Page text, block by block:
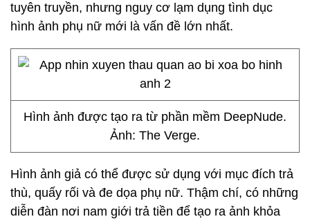
tuyên truyền, nhưng nguy cơ lạm dụng tình dục
hình ảnh phụ nữ mới là vấn đề lớn nhất.
Hình ảnh được tạo ra từ phần mềm DeepNude.
Ảnh: The Verge.
Hình ảnh giả có thể được sử dụng với mục đích trả
thù, quấy rối và đe dọa phụ nữ. Thậm chí, có những
diễn đàn nơi nam giới trả tiền để tạo ra ảnh khỏa